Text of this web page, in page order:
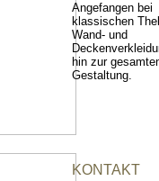
Angefangen bei
klassischen
Wand- und
hin zur
Gestaltung.
KONTAKT